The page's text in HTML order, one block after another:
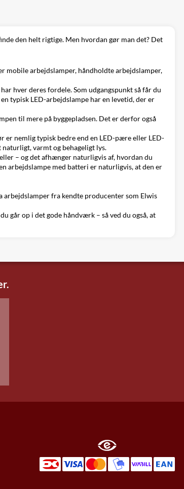
den helt rigtige. Men hvordan gør man det? Det
mobile arbejdslamper, håndholdte arbejdslamper,
hver deres fordele. Som udgangspunkt så får du
typisk LED-arbejdslampe har en levetid, der er
til mere på byggepladsen. Det er derfor også
er nemlig typisk bedre end en LED-pæreeller LED-
naturligt, varmt og behageligt lys.
– og det afhænger naturligvis af, hvordan du
arbejdslampe med batteri er naturligvis, at den er
arbejdslamper fra kendte producentersom Elwis
går op i det gode håndværk – så ved du også, at